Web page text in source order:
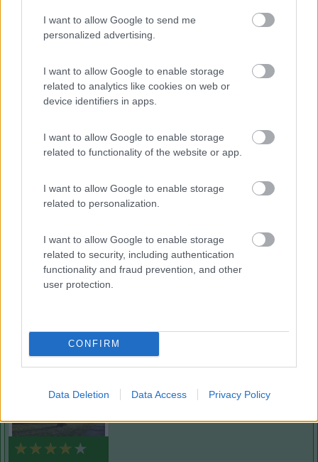
I want to allow Google to send me
personalized advertising.
I want to allow Google to enable storage
related to analytics like cookies on web or
device identifiers in apps.
I want to allow Google to enable storage
related to functionality of the website or app.
I want to allow Google to enable storage
related to personalization.
I want to allow Google to enable storage
related to security, including authentication
functionality and fraud prevention, and other
user protection.
CONFIRM
Data Deletion Data Access Privacy Policy
loschioppo 30/07/2018 7:52
Presente tutti i servizi compreso Wi-Fi pagamento
con carta credito ingresso con codice. Richiede
ulteriore tessera di 4.00 euro oltre alla sosta di
Gestione Prezzo Servizi
nomade51
Servizi
8.5 Camping International Touring
Campeggio